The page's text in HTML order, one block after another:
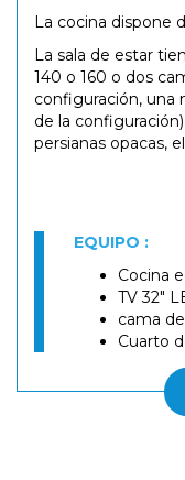
La cocina dispone
La sala de estar
140 o 160 o dos
configuración, una
de la
persianas opacas,
EQUIPO :
Cocina
TV 32"
cama
Cuarto